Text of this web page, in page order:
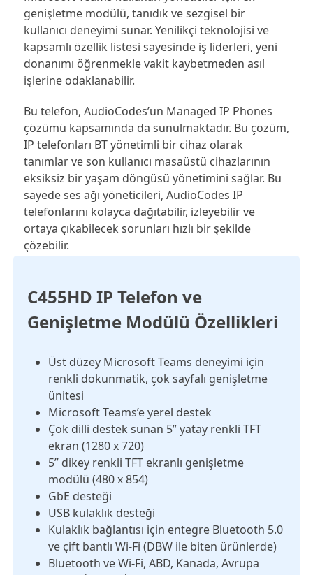
genişletme modülü, tanıdık ve sezgisel bir
kullanıcı deneyimi sunar. Yenilikçi teknolojisi ve
kapsamlı özellik listesi sayesinde iş liderleri, yeni
donanımı öğrenmekle vakit kaybetmeden asıl
işlerine odaklanabilir.
Bu telefon, AudioCodes’un Managed IP Phones
çözümü kapsamında da sunulmaktadır. Bu çözüm,
IP telefonları BT yönetimli bir cihaz olarak
tanımlar ve son kullanıcı masaüstü cihazlarının
eksiksiz bir yaşam döngüsü yönetimini sağlar. Bu
sayede ses ağı yöneticileri, AudioCodes IP
telefonlarını kolayca dağıtabilir, izleyebilir ve
ortaya çıkabilecek sorunları hızlı bir şekilde
çözebilir.
C455HD IP Telefon ve
Genişletme Modülü Özellikleri
Üst düzey Microsoft Teams deneyimi için
renkli dokunmatik, çok sayfalı genişletme
ünitesi
Microsoft Teams’e yerel destek
Çok dilli destek sunan 5” yatay renkli TFT
ekran (1280 x 720)
5” dikey renkli TFT ekranlı genişletme
modülü (480 x 854)
GbE desteği
USB kulaklık desteği
Kulaklık bağlantısı için entegre Bluetooth 5.0
ve çift bantlı Wi-Fi (DBW ile biten ürünlerde)
Bluetooth ve Wi-Fi, ABD, Kanada, Avrupa